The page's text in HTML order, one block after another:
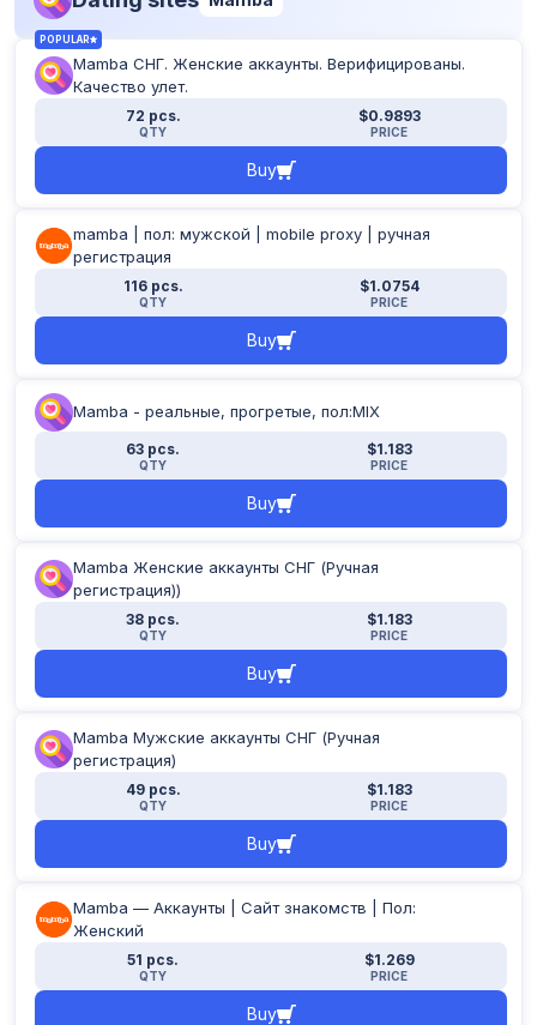
POPULAR
Mamba СНГ. Женские аккаунты. Верифицированы.
Качество улет.
72 pcs.
QTY
$0.9893
PRICE
Buy
mamba | пол: мужской | mobile proxy | ручная
регистрация
116 pcs.
QTY
$1.0754
PRICE
Buy
Mamba - реальные, прогретые, пол:MIX
63 pcs.
QTY
$1.183
PRICE
Buy
Mamba Женские аккаунты СНГ (Ручная
регистрация))
38 pcs.
QTY
$1.183
PRICE
Buy
Mamba Мужские аккаунты СНГ (Ручная
регистрация)
49 pcs.
QTY
$1.183
PRICE
Buy
Mamba — Аккаунты | Сайт знакомств | Пол:
Женский
51 pcs.
QTY
$1.269
PRICE
Buy